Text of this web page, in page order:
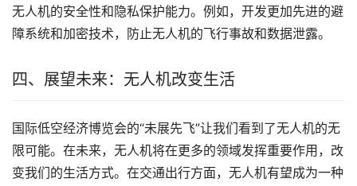
无人机的安全性和隐私保护能力。例如，开发更加先进的避
障系统和加密技术，防止无人机的飞行事故和数据泄露。
四、展望未来：无人机改变生活
国际低空经济博览会的“未展先飞”让我们看到了无人机的无
限可能。在未来，无人机将在更多的领域发挥重要作用，改
变我们的生活方式。在交通出行方面，无人机有望成为一种